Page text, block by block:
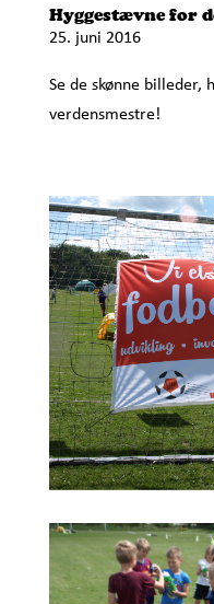
Hyggestævne for
25. juni 2016
Se de skønne billeder,
verdensmestre!